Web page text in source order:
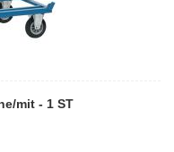
mit - 1 ST